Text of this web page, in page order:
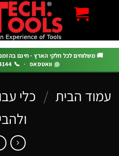
משלוחים לכל חלקי הארץ · חינם בהזמנה מעל ₪399
וואטסאפ · 📞 03-5444144 שלוחה 1
הבית / כלי עבודה
ולהבים